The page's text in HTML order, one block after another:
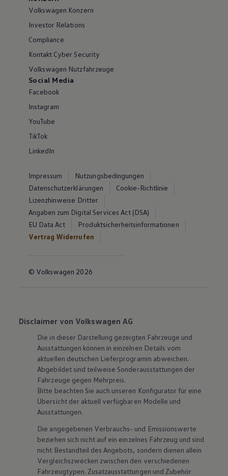
Volkswagen Konzern
Investor Relations
Compliance
Kontakt Cyber Security
Volkswagen Nutzfahrzeuge
Social Media
Facebook
Instagram
YouTube
TikTok
LinkedIn
Impressum
Nutzungsbedingungen
Datenschutzerklärungen
Cookie-Richtlinie
Lizenzhinweise Dritter
Angaben zum Digital Services Act (DSA)
EU Data Act
Produktsicherheitsinformationen
Vertrag Widerrufen
© Volkswagen 2026
Disclaimer von Volkswagen AG
Die in dieser Darstellung gezeigten Fahrzeuge und
Ausstattungen können in einzelnen Details vom
aktuellen deutschen Lieferprogramm abweichen.
Abgebildet sind teilweise Sonderausstattungen der
Fahrzeuge gegen Mehrpreis.
Bitte beachten Sie auch unseren Konfigurator für eine
Übersicht der aktuell verfügbaren Modelle und
Ausstattungen.
Die angegebenen Verbrauchs- und Emissionswerte
beziehen sich nicht auf ein einzelnes Fahrzeug und sind
nicht Bestandteil des Angebots, sondern dienen allein
Vergleichszwecken zwischen den verschiedenen
Fahrzeugtypen. Zusatzausstattungen und Zubehör